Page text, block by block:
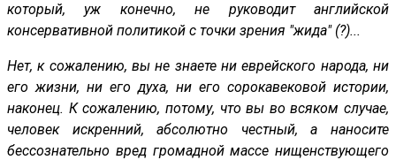
который, уж конечно, не руководит английской
консервативной политикой с точки зрения "жида" (?)...
Нет, к сожалению, вы не знаете ни еврейского народа, ни
его жизни, ни его духа, ни его сорокавековой истории,
наконец. К сожалению, потому, что вы во всяком случае,
человек искренний, абсолютно честный, а наносите
бессознательно вред громадной массе нищенствующего